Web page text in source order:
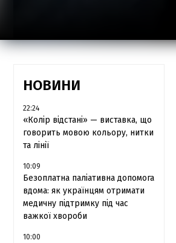
НОВИНИ
22:24
«Колір відстані» — виставка, що
говорить мовою кольору, нитки
та лінії
10:09
Безоплатна паліативна допомога
вдома: як українцям отримати
медичну підтримку під час
важкої хвороби
10:00